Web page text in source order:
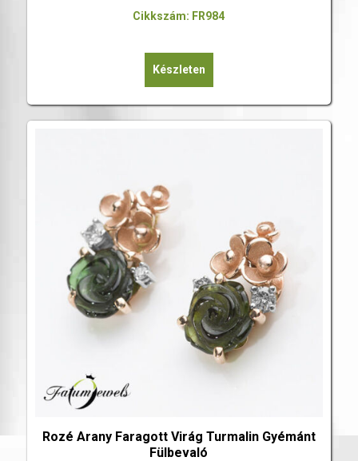
Cikkszám: FR984
Készleten
Rozé Arany Faragott Virág Turmalin Gyémánt
Fülbevaló